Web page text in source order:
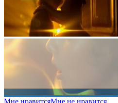
Мне нравитсяМне не нравится